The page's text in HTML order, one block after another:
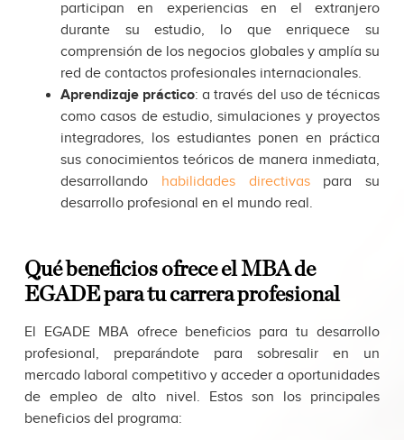
participan en experiencias en el extranjero
durante su estudio, lo que enriquece su
comprensión de los negocios globales y amplía su
red de contactos profesionales internacionales.
Aprendizaje práctico: a través del uso de técnicas
como casos de estudio, simulaciones y proyectos
integradores, los estudiantes ponen en práctica
sus conocimientos teóricos de manera inmediata,
desarrollando habilidades directivaspara su
desarrollo profesional en el mundo real.
Qué beneficios ofrece el MBA de
EGADE para tu carrera profesional
El EGADE MBA ofrece beneficios para tu desarrollo
profesional, preparándote para sobresalir en un
mercado laboral competitivo y acceder a oportunidades
de empleo de alto nivel. Estos son los principales
beneficios del programa: